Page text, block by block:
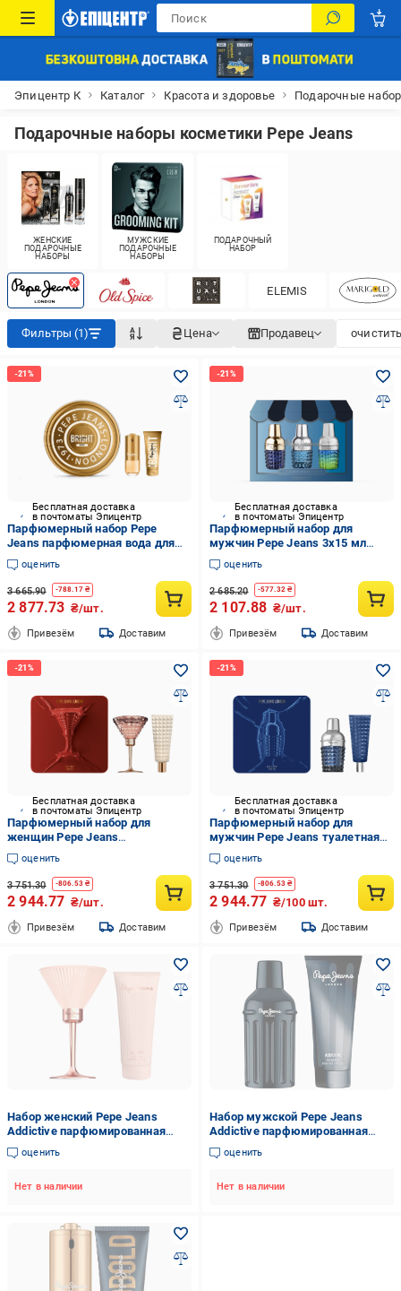
Эпицентр К Каталог Красота и здоровье Подарочные
Подарочные наборы косметики Pepe Jeans
ЖЕНСКИЕ
ПОДАРОЧНЫЕ
НАБОРЫ
МУЖСКИЕ
ПОДАРОЧНЫЕ
НАБОРЫ
ПОДАРОЧНЫЙ
НАБОР
ELEMIS
Фильтры (1) Цена Продавец
Бесплатная доставка
в почтоматы Эпицентр
Парфюмерный набор Pepe
Jeans парфюмерная вода для
женщин Bright Intense 80 мл и
лосьон для тела 100 мл (PPJ117)
оценить
3 665.90 -788.17 ₴
2 877.73 ₴/шт.
Привезём Доставим
Бесплатная доставка
в почтоматы Эпицентр
Парфюмерный набор для
мужчин Pepe Jeans 3x15 мл
(PPJ165)
оценить
2 685.20 -577.32₴
2 107.88 ₴/шт.
Привезём Доставим
Бесплатная доставка
в почтоматы Эпицентр
Парфюмерный набор для
женщин Pepe Jeans
парфюмерная вода для женщин
Life Is Now 80 мл и лосьон для
тела 100 мл (PPJ167)
оценить
3 751.30 -806.53 ₴
2 944.77 ₴/шт.
Привезём Доставим
Бесплатная доставка
в почтоматы Эпицентр
Парфюмерный набор для
мужчин Pepe Jeans туалетная
вода для мужчин Life Is Now 100
мл и гель для душа 100 мл
(PPJ166)
оценить
3 751.30 -806.53₴
2 944.77 ₴/100 шт.
Привезём Доставим
Набор женский Pepe Jeans
Addictive парфюмированная
вода 80 мл/лосьон для тела 100
мл (63591)
оценить
Нет в наличии
Набор мужской Pepe Jeans
Addictive парфюмированная
вода 100 мл/гель для душа 100
мл (63592)
оценить
Нет в наличии